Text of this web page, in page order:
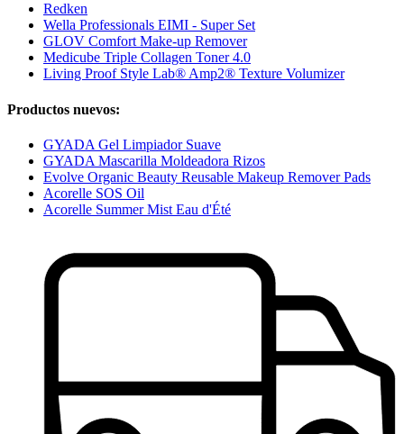
Redken
Wella Professionals EIMI - Super Set
GLOV Comfort Make-up Remover
Medicube Triple Collagen Toner 4.0
Living Proof Style Lab® Amp2® Texture Volumizer
Productos nuevos:
GYADA Gel Limpiador Suave
GYADA Mascarilla Moldeadora Rizos
Evolve Organic Beauty Reusable Makeup Remover Pads
Acorelle SOS Oil
Acorelle Summer Mist Eau d'Été